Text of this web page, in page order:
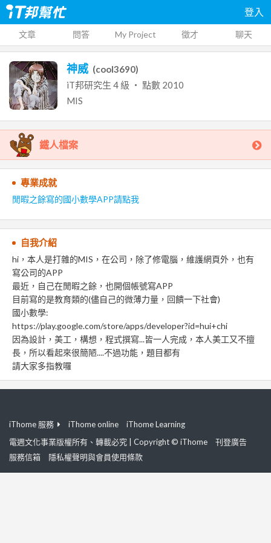
登入
文章 問答 My Project 徵才 聊天
神威 (cool3690)
iT邦研究生 4 級 ‧ 點數 2010
MIS
鐵人檔案
專業成就
閒暇之餘寫的國小數學APP請點我
自我介紹
hi，本人是打雜的MIS，在公司，除了修電腦，維護網頁外，也有
寫公司的APP
最近，自己在閒暇之餘，也開個帳號寫APP
目前寫的是教育類的(儘自己的微薄力量，回饋一下社會)
國小數學:
https://play.google.com/store/apps/developer?id=hui+chi
因為設計，美工，構想，程式撰寫...皆一人完成，本人美工又不擅
長，所以看起來很簡陋....不過功能，題目都有
請大家多指教囉
iThome 服務 iThome online
iThome Learning
電週文化事業版權所有、轉載必究 | Copyright © iThome
刊登廣告
服務信箱
隱私權聲明與會員使用條款